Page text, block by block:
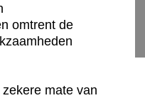
omtrent de
mate van